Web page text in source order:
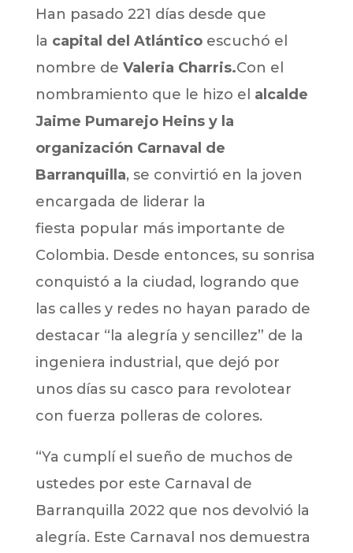
Han pasado 221 días desde que
la capital del Atlánticoescuchó el
nombre de Valeria Charris.Con el
nombramiento que le hizo el alcalde
Jaime Pumarejo Heins y la
organización Carnaval de
Barranquilla, se convirtió en la joven
encargada de liderar la
fiesta popular más importante de
Colombia. Desde entonces, su sonrisa
conquistó a la ciudad, logrando que
las calles y redes no hayan parado de
destacar “la alegría y sencillez” de la
ingeniera industrial, que dejó por
unos días su casco para revolotear
con fuerza polleras de colores.
“Ya cumplí el sueño de muchos de
ustedes por este Carnaval de
Barranquilla 2022 que nos devolvió la
alegría. Este Carnaval nos demuestra